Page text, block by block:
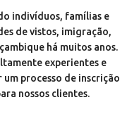
indivíduos, famílias e
de vistos, imigração,
há muitos anos.
experientes e
processo de inscrição
nossos clientes.